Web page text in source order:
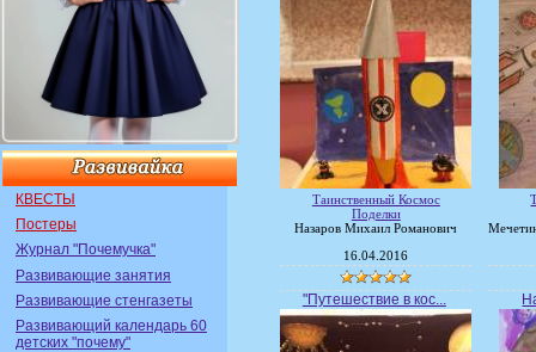
КВЕСТЫ
Постеры
Журнал "Почемучка"
Развивающие занятия
Развивающие стенгазеты
Развивающий календарь 60
детских "почему"
Таинственный Космос
Поделки
Назаров Михаил Романович
16.04.2016
"Путешествие в кос...